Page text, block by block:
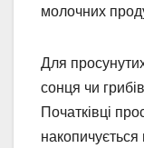
молочних
Для
сонця чи
Початківці